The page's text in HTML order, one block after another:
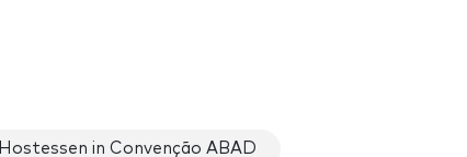
Hostessen in Convenção ABAD